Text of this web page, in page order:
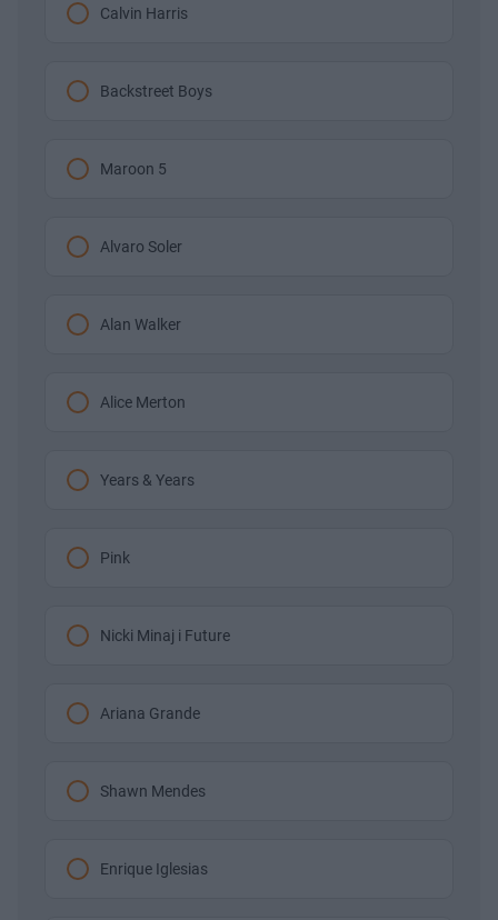
Calvin Harris
Backstreet Boys
Maroon 5
Alvaro Soler
Alan Walker
Alice Merton
Years & Years
Pink
Nicki Minaj i Future
Ariana Grande
Shawn Mendes
Enrique Iglesias